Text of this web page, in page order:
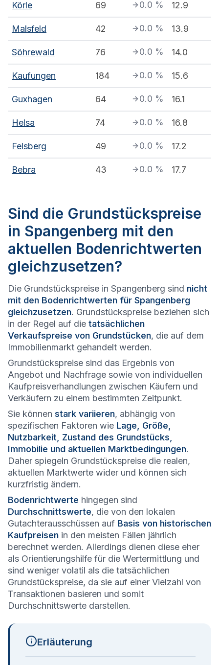
Körle 69 0.0 % 12.9
Malsfeld 42 0.0 % 13.9
Söhrewald 76 0.0 % 14.0
Kaufungen 184 0.0 % 15.6
Guxhagen 64 0.0 % 16.1
Helsa 74 0.0 % 16.8
Felsberg 49 0.0 % 17.2
Bebra 43 0.0 % 17.7
Sind die Grundstückspreise
in Spangenberg mit den
aktuellen Bodenrichtwerten
gleichzusetzen?
Die Grundstückspreise in Spangenberg sind nicht
mit den Bodenrichtwerten für Spangenberg
gleichzusetzen. Grundstückspreise beziehen sich
in der Regel auf die tatsächlichen
Verkaufspreise von Grundstücken, die auf dem
Immobilienmarkt gehandelt werden.
Grundstückspreise sind das Ergebnis von
Angebot und Nachfrage sowie von individuellen
Kaufpreisverhandlungen zwischen Käufern und
Verkäufern zu einem bestimmten Zeitpunkt.
Sie können stark variieren, abhängig von
spezifischen Faktoren wie Lage, Größe,
Nutzbarkeit, Zustand des Grundstücks,
Immobilie und aktuellen Marktbedingungen.
Daher spiegeln Grundstückspreise die realen,
aktuellen Marktwerte wider und können sich
kurzfristig ändern.
Bodenrichtwerte hingegen sind
Durchschnittswerte, die von den lokalen
Gutachterausschüssen auf Basis von historischen
Kaufpreisen in den meisten Fällen jährlich
berechnet werden. Allerdings dienen diese eher
als Orientierungshilfe für die Wertermittlung und
sind weniger volatil als die tatsächlichen
Grundstückspreise, da sie auf einer Vielzahl von
Transaktionen basieren und somit
Durchschnittswerte darstellen.
Erläuterung